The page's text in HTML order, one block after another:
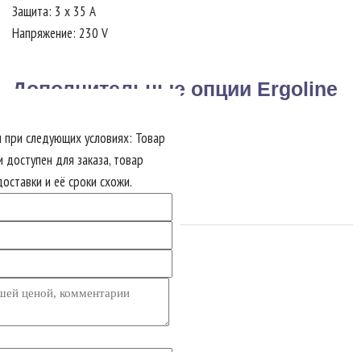
Защита: 3 x 35 A
Напряжение: 230 V
Дополнительные опции Ergoline
3D-звук - 1305 €
Версия для печати
следующих условиях: Товар
для заказа, товар
и её сроки схожи.